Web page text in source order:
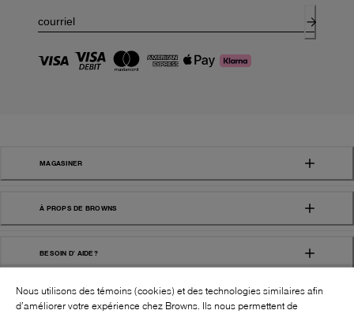
MAGASINER
À PROPS DE BROWNS
BESOIN D' AIDE?
Nous utilisons des témoins (cookies) et des technologies similaires afin
d’améliorer votre expérience chez Browns. Ils nous permettent de